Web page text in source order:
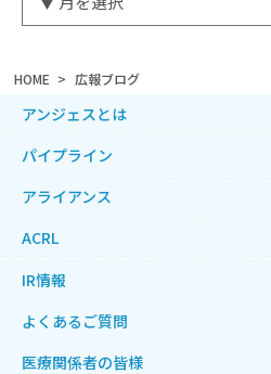
HOME 広報ブログ
アンジェスとは
パイプライン
アライアンス
ACRL
IR情報
よくあるご質問
医療関係者の皆様